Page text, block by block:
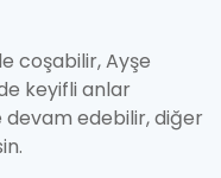
coşabilir, Ayşe
keyifli anlar
devam edebilir, diğer